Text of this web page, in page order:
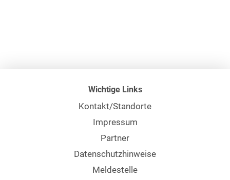
Wichtige Links
Kontakt/Standorte
Impressum
Partner
Datenschutzhinweise
Meldestelle